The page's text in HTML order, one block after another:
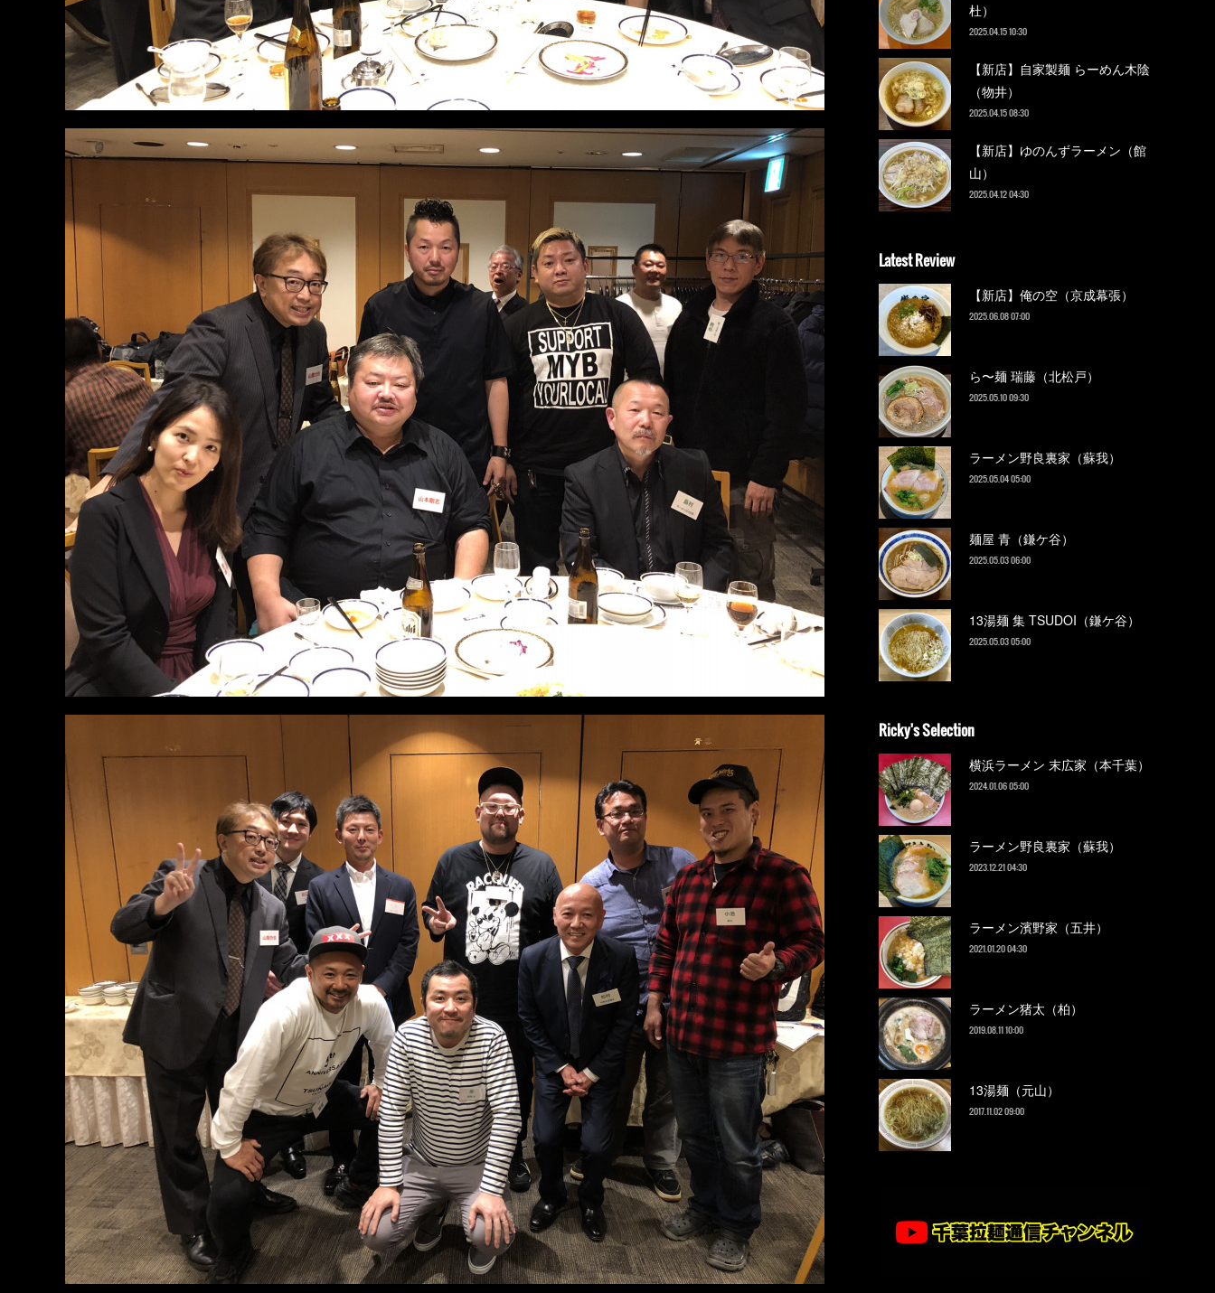
杜）
2025.04.15 10:30
【新店】自家製麺 らーめん木陰
（物井）
2025.04.15 08:30
【新店】ゆのんずラーメン（館
山）
2025.04.12 04:30
Latest Review
【新店】俺の空（京成幕張）
2025.06.08 07:00
ら〜麺 瑞藤（北松戸）
2025.05.10 09:30
ラーメン野良裏家（蘇我）
2025.05.04 05:00
麺屋 青（鎌ケ谷）
2025.05.03 06:00
13湯麺 集 TSUDOI（鎌ケ谷）
2025.05.03 05:00
Ricky's Selection
横浜ラーメン 末広家（本千葉）
2024.01.06 05:00
ラーメン野良裏家（蘇我）
2023.12.21 04:30
ラーメン濱野家（五井）
2021.01.20 04:30
ラーメン猪太（柏）
2019.08.11 10:00
13湯麺（元山）
2017.11.02 09:00